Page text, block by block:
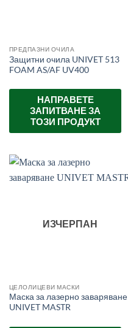
ПРЕДПАЗНИ ОЧИЛА
Защитни очила UNIVET 513
FOAM AS/AF UV400
НАПРАВЕТЕ
ЗАПИТВАНЕ ЗА
ТОЗИ ПРОДУКТ
ИЗЧЕРПАН
ЦЕЛОЛИЦЕВИ МАСКИ
Маска за лазерно заваряване
UNIVET MASTR